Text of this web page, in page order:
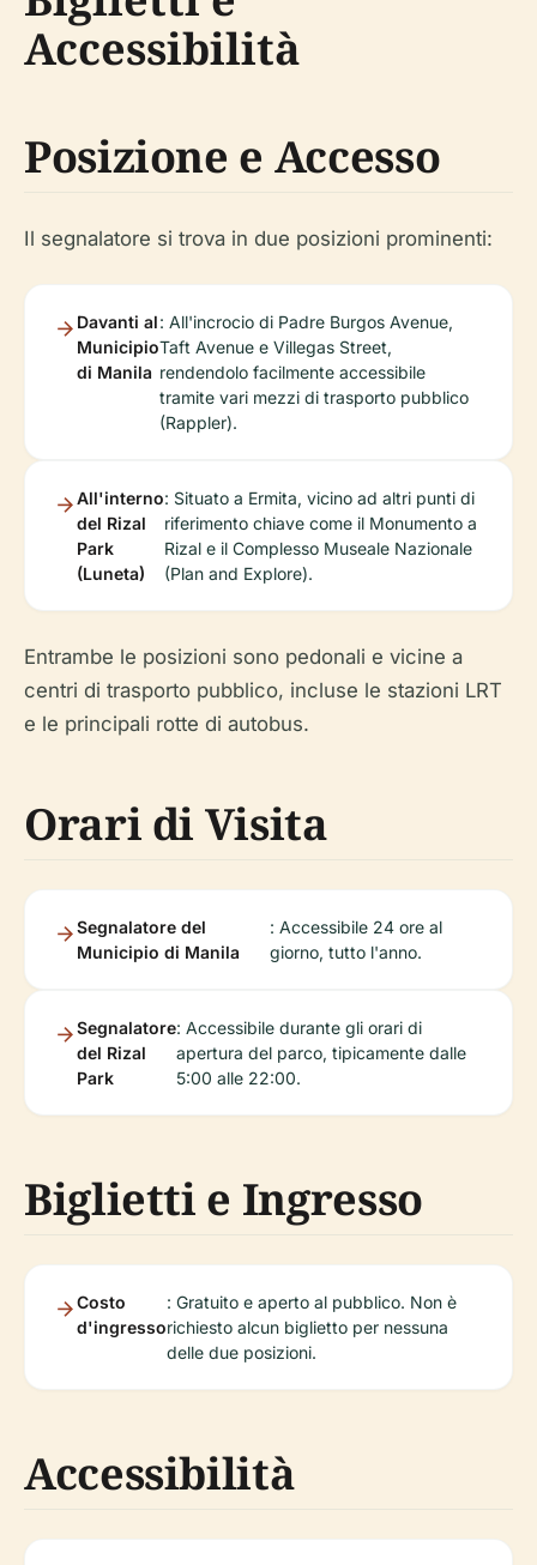
Accessibilità
Posizione e Accesso
Il segnalatore si trova in due posizioni prominenti:
Davanti al
Municipio
di Manila
: All'incrocio di Padre Burgos Avenue,
Taft Avenue e Villegas Street,
rendendolo facilmente accessibile
tramite vari mezzi di trasporto pubblico
(Rappler).
All'interno
del Rizal
Park
(Luneta)
: Situato a Ermita, vicino ad altri punti di
riferimento chiave come il Monumento a
Rizal e il Complesso Museale Nazionale
(Plan and Explore).
Entrambe le posizioni sono pedonali e vicine a
centri di trasporto pubblico, incluse le stazioni LRT
e le principali rotte di autobus.
Orari di Visita
Segnalatore del
Municipio di Manila
: Accessibile 24 ore al
giorno, tutto l'anno.
Segnalatore
del Rizal
Park
: Accessibile durante gli orari di
apertura del parco, tipicamente dalle
5:00 alle 22:00.
Biglietti e Ingresso
Costo
d'ingresso
: Gratuito e aperto al pubblico. Non è
richiesto alcun biglietto per nessuna
delle due posizioni.
Accessibilità